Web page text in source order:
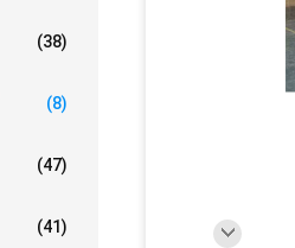
(38)
(8)
(47)
(41)